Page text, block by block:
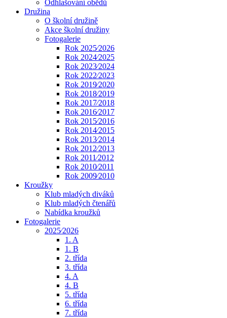
Odhlašování obědů
Družina
O školní družině
Akce školní družiny
Fotogalerie
Rok 2025⁄2026
Rok 2024⁄2025
Rok 2023⁄2024
Rok 2022⁄2023
Rok 2019⁄2020
Rok 2018⁄2019
Rok 2017⁄2018
Rok 2016⁄2017
Rok 2015⁄2016
Rok 2014⁄2015
Rok 2013⁄2014
Rok 2012⁄2013
Rok 2011⁄2012
Rok 2010⁄2011
Rok 2009⁄2010
Kroužky
Klub mladých diváků
Klub mladých čtenářů
Nabídka kroužků
Fotogalerie
2025⁄2026
1. A
1. B
2. třída
3. třída
4. A
4. B
5. třída
6. třída
7. třída